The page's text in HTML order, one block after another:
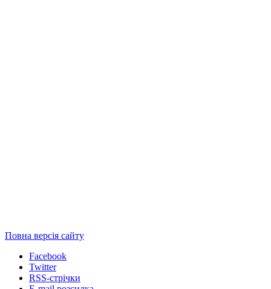
Повна версія сайту
Facebook
Twitter
RSS-стрічки